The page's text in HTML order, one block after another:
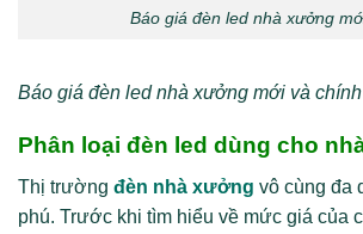
Báo giá đèn led nhà xưởng
Báo giá đèn led nhà xưởng mới và
Phân loại đèn led dùng cho
Thị trường đèn nhà xưởng vô cùng đa
phú. Trước khi tìm hiểu về mức giá của